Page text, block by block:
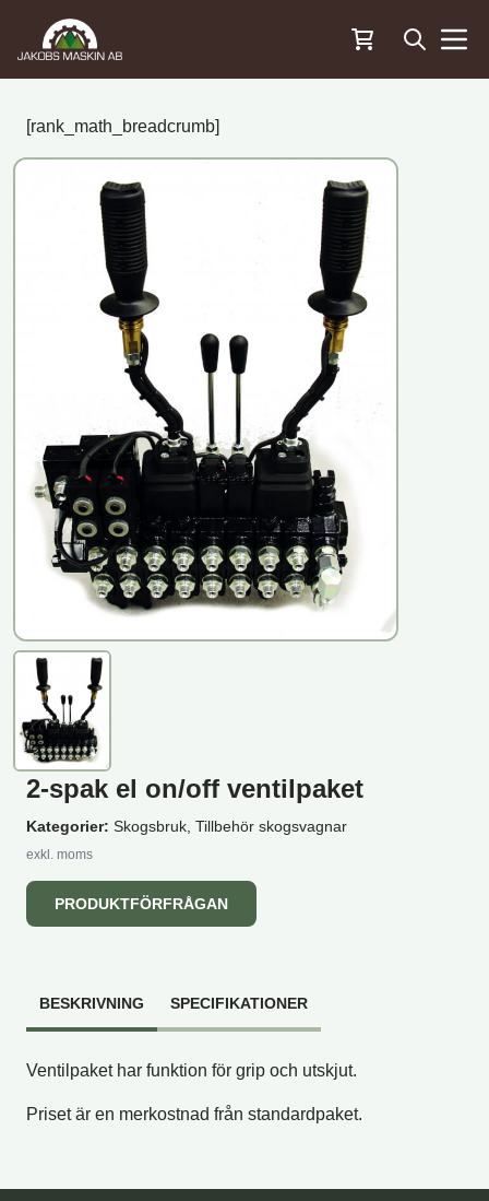
Öppna
[rank_math_breadcrumb]
2-spak el on/off ventilpaket
Kategorier: Skogsbruk, Tillbehör skogsvagnar
exkl. moms
PRODUKTFÖRFRÅGAN
BESKRIVNING SPECIFIKATIONER
Ventilpaket har funktion för grip och utskjut.
Priset är en merkostnad från standardpaket.